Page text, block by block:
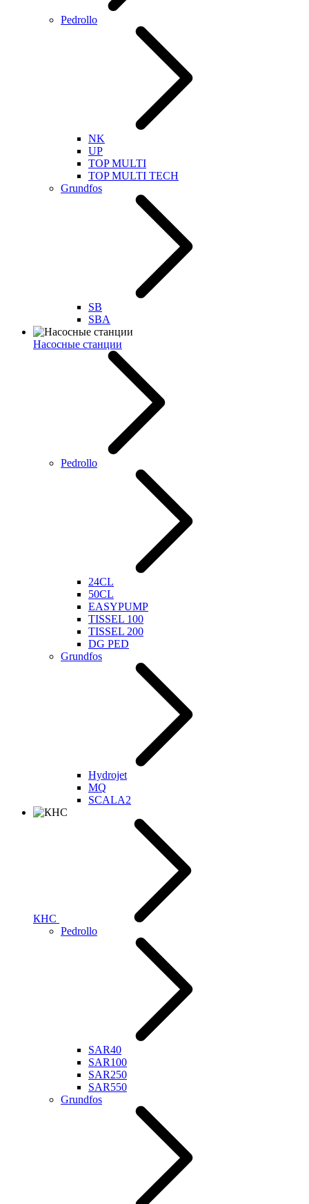
Pedrollo
NK
UP
TOP MULTI
TOP MULTI TECH
Grundfos
SB
SBA
Насосные станции
Pedrollo
24CL
50CL
EASYPUMP
TISSEL 100
TISSEL 200
DG PED
Grundfos
Hydrojet
MQ
SCALA2
КНС
Pedrollo
SAR40
SAR100
SAR250
SAR550
Grundfos